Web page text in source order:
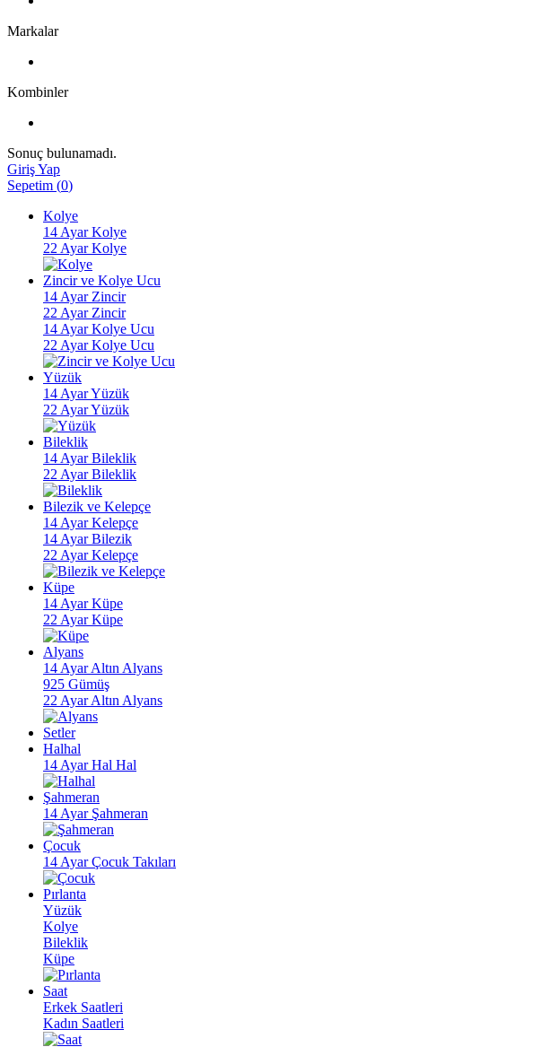
Markalar
Kombinler
Sonuç bulunamadı.
Giriş Yap
Sepetim (0)
Kolye
14 Ayar Kolye
22 Ayar Kolye
Zincir ve Kolye Ucu
14 Ayar Zincir
22 Ayar Zincir
14 Ayar Kolye Ucu
22 Ayar Kolye Ucu
Yüzük
14 Ayar Yüzük
22 Ayar Yüzük
Bileklik
14 Ayar Bileklik
22 Ayar Bileklik
Bilezik ve Kelepçe
14 Ayar Kelepçe
14 Ayar Bilezik
22 Ayar Kelepçe
Küpe
14 Ayar Küpe
22 Ayar Küpe
Alyans
14 Ayar Altın Alyans
925 Gümüş
22 Ayar Altın Alyans
Setler
Halhal
14 Ayar Hal Hal
Şahmeran
14 Ayar Şahmeran
Çocuk
14 Ayar Çocuk Takıları
Pırlanta
Yüzük
Kolye
Bileklik
Küpe
Saat
Erkek Saatleri
Kadın Saatleri